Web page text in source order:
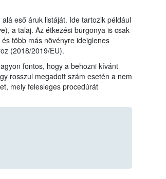
eső áruk listáját. Ide tartozik például
a talaj. Az étkezési burgonya is csak
több más növényre ideiglenes
(2018/2019/EU).
fontos, hogy a behozni kívánt
rosszul megadott szám esetén a nem
mely felesleges procedúrát